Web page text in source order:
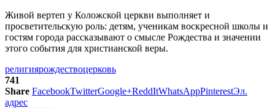
Живой вертеп у Коложской церкви выполняет и
просветительскую роль: детям, ученикам воскресной школы и
гостям города рассказывают о смысле Рождества и значении
этого события для христианской веры.
религиярождествоцерковь
741
Share FacebookTwitterGoogle+ReddItWhatsAppPinterestЭл.
адрес